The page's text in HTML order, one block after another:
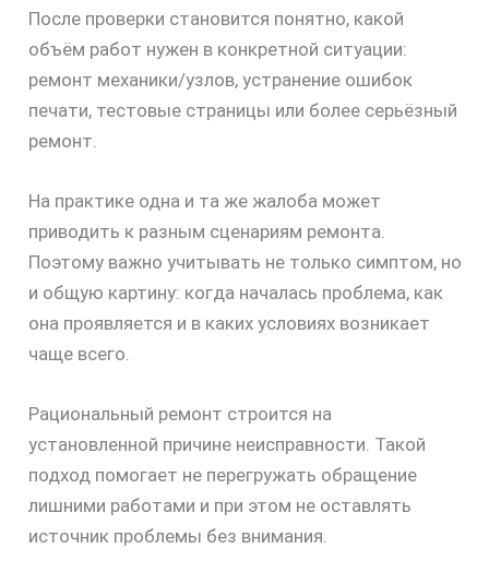
После проверки становится понятно, какой
объём работ нужен в конкретной ситуации:
ремонт механики/узлов, устранение ошибок
печати, тестовые страницы или более серьёзный
ремонт.
На практике одна и та же жалоба может
приводить к разным сценариям ремонта.
Поэтому важно учитывать не только симптом, но
и общую картину: когда началась проблема, как
она проявляется и в каких условиях возникает
чаще всего.
Рациональный ремонт строится на
установленной причине неисправности. Такой
подход помогает не перегружать обращение
лишними работами и при этом не оставлять
источник проблемы без внимания.